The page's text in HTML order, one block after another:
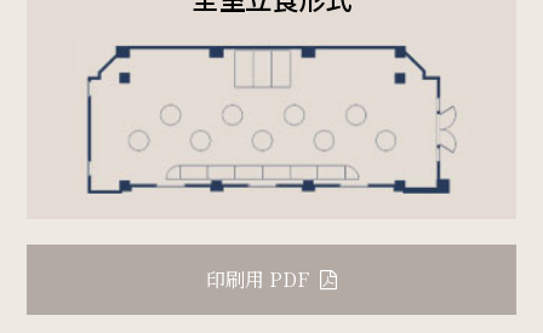
SDGsへの取り組み
Recruit
採用情報
印刷用 PDF